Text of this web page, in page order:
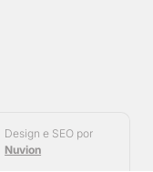
Design e SEO por
Nuvion